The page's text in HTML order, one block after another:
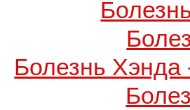
Болезнь